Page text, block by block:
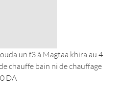
un f3 à Magtaa khira au 4
chauffe bain ni de chauffage
DA